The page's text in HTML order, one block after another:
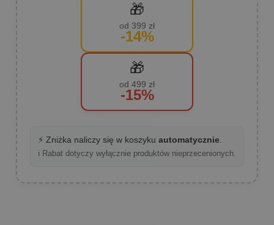
🎁
od 399 zł
-14%
🎁
od 499 zł
-15%
⚡ Zniżka naliczy się w koszyku automatycznie
ℹ️ Rabat dotyczy wyłącznie produktów nieprzecenionych.